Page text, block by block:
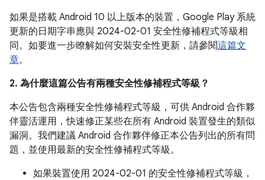
如果是搭載 Android 10 以上版本的裝置，Google Play 系統
更新的日期字串應與 2024-02-01 安全性修補程式等級相
同。如要進一步瞭解如何安裝安全性更新，請參閱這篇文
章。
2. 為什麼這篇公告有兩種安全性修補程式等級？
本公告包含兩種安全性修補程式等級，可供 Android 合作夥
伴靈活運用，快速修正某些在所有 Android 裝置發生的類似
漏洞。我們建議 Android 合作夥伴修正本公告列出的所有問
題，並使用最新的安全性修補程式等級。
如果裝置使用 2024-02-01 的安全性修補程式等級，